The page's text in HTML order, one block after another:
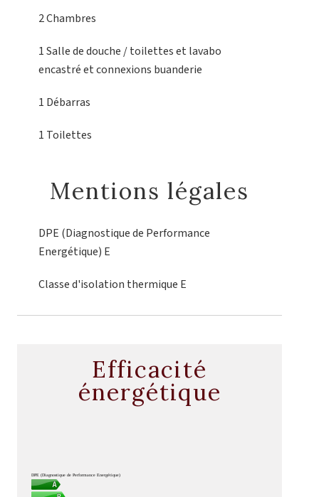
2 Chambres
1 Salle de douche / toiletteset lavabo
encastré et connexions buanderie
1 Débarras
1 Toilettes
Mentions légales
DPE (Diagnostique de Performance
Energétique) E
Classe d'isolation thermique E
Efficacité
énergétique
DPE (Diagnostique de Performance Energétique)